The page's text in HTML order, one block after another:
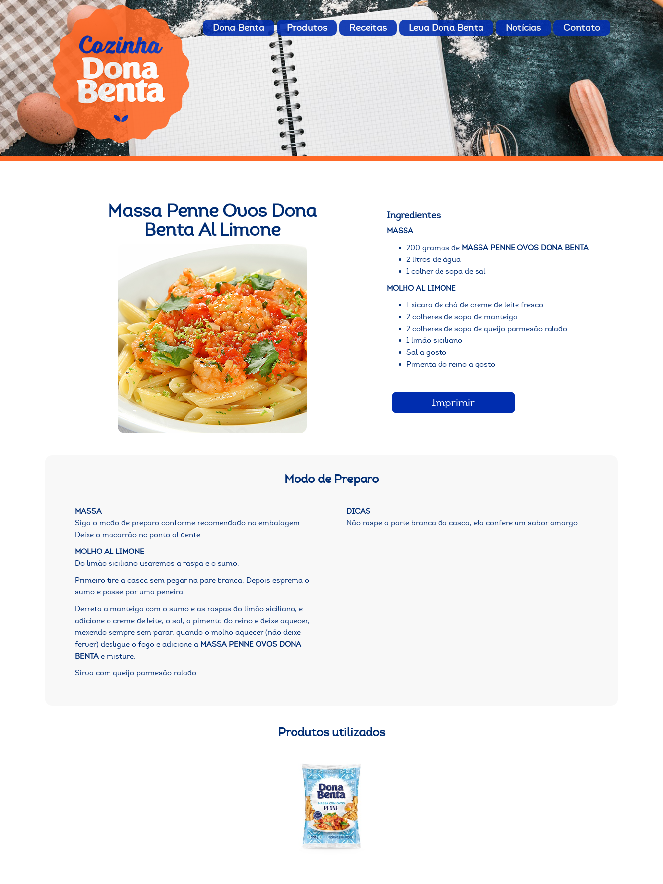
Dona Benta Produtos Receitas Leva Dona Benta Notícias Contato
Massa Penne Ovos Dona
Benta Al Limone
Ingredientes
MASSA
200 gramas de MASSA PENNE OVOS DONA BENTA
2 litros de água
1 colher de sopa de sal
MOLHO AL LIMONE
1 xícara de chá de creme de leite fresco
2 colheres de sopa de manteiga
2 colheres de sopa de queijo parmesão ralado
1 limão siciliano
Sal a gosto
Pimenta do reino a gosto
Imprimir
Modo de Preparo
MASSA
Siga o modo de preparo conforme recomendado na embalagem.
Deixe o macarrão no ponto al dente.
MOLHO AL LIMONE
Do limão siciliano usaremos a raspa e o sumo.
Primeiro tire a casca sem pegar na pare branca. Depois esprema o
sumo e passe por uma peneira.
Derreta a manteiga com o sumo e as raspas do limão siciliano, e
adicione o creme de leite, o sal, a pimenta do reino e deixe aquecer,
mexendo sempre sem parar, quando o molho aquecer (não deixe
ferver) desligue o fogo e adicione a MASSA PENNE OVOS DONA
BENTA e misture.
Sirva com queijo parmesão ralado.
DICAS
Não raspe a parte branca da casca, ela confere um sabor amargo.
Produtos utilizados